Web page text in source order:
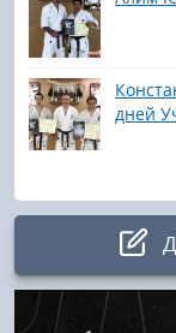
дней